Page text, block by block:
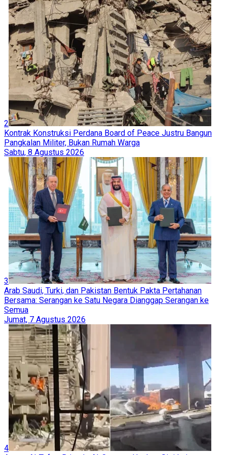
2
Kontrak Konstruksi Perdana Board of Peace Justru Bangun
Pangkalan Militer, Bukan Rumah Warga
Sabtu, 8 Agustus 2026
3
Arab Saudi, Turki, dan Pakistan Bentuk Pakta Pertahanan
Bersama: Serangan ke Satu Negara Dianggap Serangan ke
Semua
Jumat, 7 Agustus 2026
4